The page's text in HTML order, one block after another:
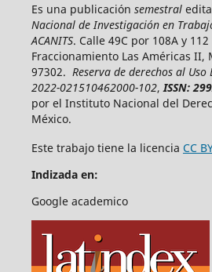
Es una publicación semestral
Nacional de Investigación en
ACANITS. Calle 49C por 108A y 112
Fraccionamiento Las Américas II,
97302. Reserva de derechos al
2022-021510462000-102, ISSN:
por el Instituto Nacional del
México.
Este trabajo tiene la licencia CC
Indizada en:
Google academico